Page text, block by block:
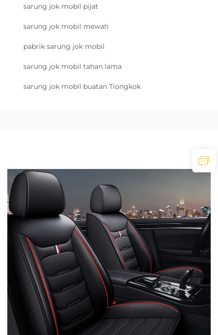
sarung jok mobil pijat
sarung jok mobil mewah
pabrik sarung jok mobil
sarung jok mobil tahan lama
sarung jok mobil buatan Tiongkok